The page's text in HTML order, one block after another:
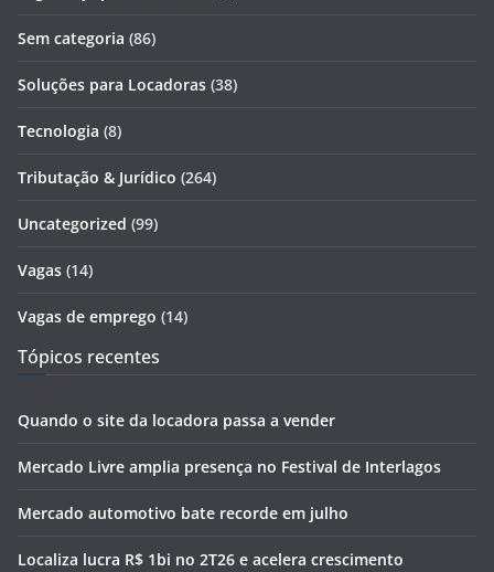
Sem categoria (86)
Soluções para Locadoras (38)
Tecnologia (8)
Tributação & Jurídico (264)
Uncategorized (99)
Vagas (14)
Vagas de emprego (14)
Tópicos recentes
Quando o site da locadora passa a vender
Mercado Livre amplia presença no Festival de Interlagos
Mercado automotivo bate recorde em julho
Localiza lucra R$ 1bi no 2T26 e acelera crescimento